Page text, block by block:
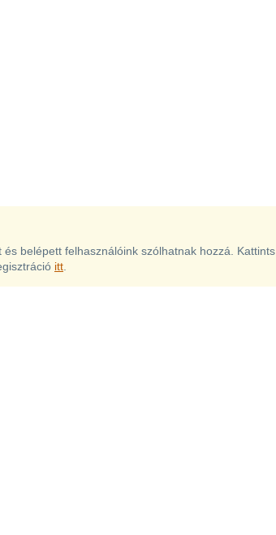
és belépett felhasználóink szólhatnak hozzá. Kattints
itt